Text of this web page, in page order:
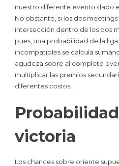
nuestro diferente evento dado
No obstante, si los dos
intersección dentro de los dos
pues, una probabilidad de la
incompatibles se calcula
agudeza sobre al completo
multiplicar las premios
diferentes costos.
victoria
Los chances sobre oriente